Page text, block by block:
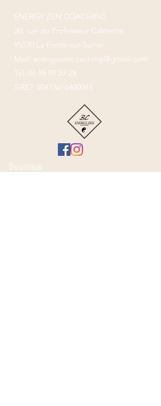
ENERGY ZEN COACHING
30, rue du Professeur Calmette
95530 La Frette-sur-Seine
Mail: energyzencoaching@gmail.com
Tel: 06 98 99 27 28
SIRET 50475616400043
Boutique